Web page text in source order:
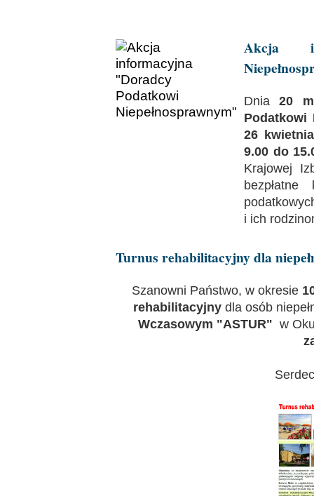
Akcja
Dnia20
Podatkowi
26
9.00 do
Krajowej
i ich
Turnus rehabilitacyjny dla
Szanowni Państwo, w okresie
rehabilitacyjny dla osób
Wczasowym "ASTUR" w